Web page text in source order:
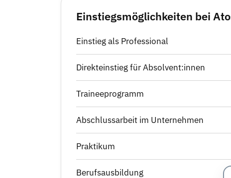
Einstiegsmöglichkeiten bei
Einstieg als Professional
Direkteinstieg für Absolvent:innen
Traineeprogramm
Abschlussarbeit im Unternehmen
Praktikum
Berufsausbildung